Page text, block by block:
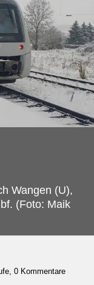
Wangen (U),
(Foto: Maik
0 Kommentare